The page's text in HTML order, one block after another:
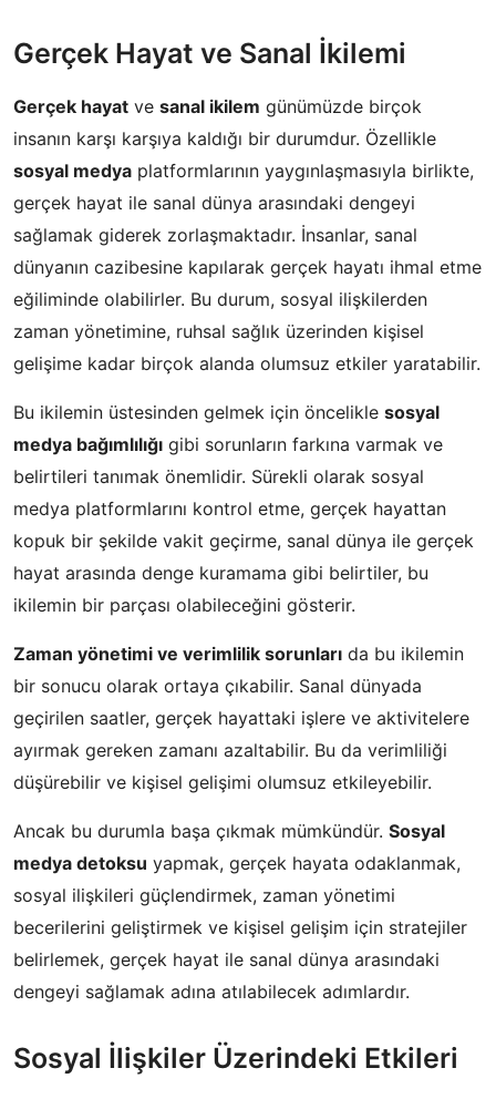
Gerçek Hayat ve Sanal İkilemi
Gerçek hayat ve sanal ikilem günümüzde birçok
insanın karşı karşıya kaldığı bir durumdur. Özellikle
sosyal medya platformlarının yaygınlaşmasıyla birlikte,
gerçek hayat ile sanal dünya arasındaki dengeyi
sağlamak giderek zorlaşmaktadır. İnsanlar, sanal
dünyanın cazibesine kapılarak gerçek hayatı ihmal etme
eğiliminde olabilirler. Bu durum, sosyal ilişkilerden
zaman yönetimine, ruhsal sağlık üzerinden kişisel
gelişime kadar birçok alanda olumsuz etkiler yaratabilir.
Bu ikilemin üstesinden gelmek için öncelikle sosyal
medya bağımlılığı gibi sorunların farkına varmak ve
belirtileri tanımak önemlidir. Sürekli olarak sosyal
medya platformlarını kontrol etme, gerçek hayattan
kopuk bir şekilde vakit geçirme, sanal dünya ile gerçek
hayat arasında denge kuramama gibi belirtiler, bu
ikilemin bir parçası olabileceğini gösterir.
Zaman yönetimi ve verimlilik sorunları da bu ikilemin
bir sonucu olarak ortaya çıkabilir. Sanal dünyada
geçirilen saatler, gerçek hayattaki işlere ve aktivitelere
ayırmak gereken zamanı azaltabilir. Bu da verimliliği
düşürebilir ve kişisel gelişimi olumsuz etkileyebilir.
Ancak bu durumla başa çıkmak mümkündür. Sosyal
medya detoksu yapmak, gerçek hayata odaklanmak,
sosyal ilişkileri güçlendirmek, zaman yönetimi
becerilerini geliştirmek ve kişisel gelişim için stratejiler
belirlemek, gerçek hayat ile sanal dünya arasındaki
dengeyi sağlamak adına atılabilecek adımlardır.
Sosyal İlişkiler Üzerindeki Etkileri